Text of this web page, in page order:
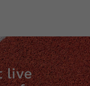
live